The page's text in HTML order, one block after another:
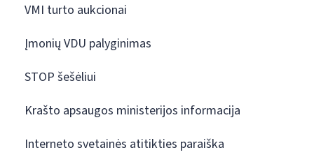
VMI turto aukcionai
Įmonių VDU palyginimas
STOP šešėliui
Krašto apsaugos ministerijos informacija
Interneto svetainės atitikties paraiška